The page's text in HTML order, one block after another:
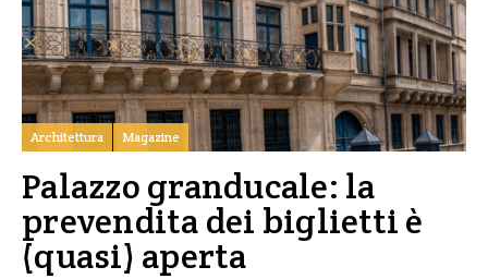
Architettura Magazine
Palazzo granducale: la
prevendita dei biglietti è
(quasi) aperta